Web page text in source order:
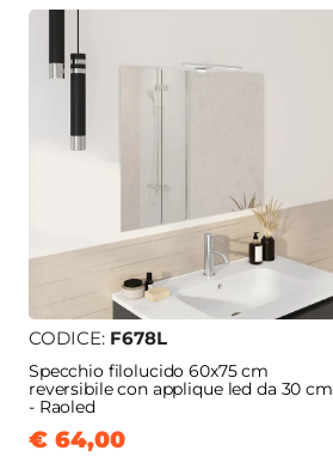
CODICE: F678L
Specchio filolucido 60x75 cm
reversibile con applique led da 30 cm
- Raoled
€ 64,00